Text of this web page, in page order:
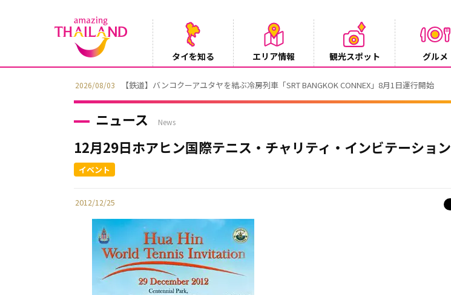
タイを知る エリア情報 観光スポット グルメ
2026/08/03 【鉄道】バンコクーアユタヤを結ぶ冷房列車「SRT BANGKOK CONNEX」8月1日運行開始
ニュース News
12月29日ホアヒン国際テニス・チャリティ・インビテーション
2012/12/25